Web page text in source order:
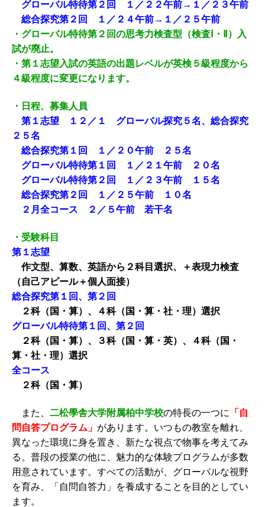
グローバル特待第２回 １／２２午前→１／２３午前
総合探究第２回 １／２４午前→１／２５午前
・グローバル特待第２回の思考力検査型（検査Ⅰ・Ⅱ）入
試が廃止。
・第１志望入試の英語の出題レベルが英検５級程度から
４級程度に変更になります。
・日程、募集人員
第１志望 １２／１ グローバル探究５名、総合探究
２５名
総合探究第１回 １／２０午前 ２５名
グローバル特待第１回 １／２１午前 ２０名
グローバル特待第２回 １／２３午前 １５名
総合探究第２回 １／２５午前 １０名
２月全コース ２／５午前 若干名
・受験科目
第１志望
作文型、算数、英語から２科目選択、＋表現力検査
（自己アピール＋個人面接）
総合探究第１回、第２回
２科（国・算）、４科（国・算・社・理）選択
グローバル特待第１回、第２回
２科（国・算）、３科（国・算・英）、４科（国・
算・社・理）選択
全コース
２科（国・算）
また、 二松學舎大学附属柏中学校の特長の一つに
「自
問自答プログラム」 があります。いつもの教室を離れ、
異なった環境に身を置き、新たな視点で物事を考えてみ
る。普段の授業の他に、魅力的な体験プログラムが多数
用意されています。すべての活動が、グローバルな視野
を育み、「自問自答力」を養成することを目的としてい
ます。